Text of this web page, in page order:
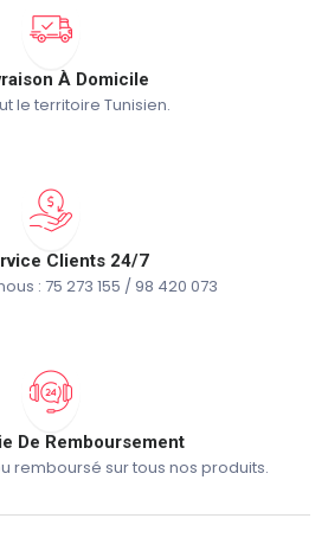
À Domicile
le territoire Tunisien.
Clients 24/7
: 75 273 155 / 98 420 073
De Remboursement
remboursé sur tous nos produits.